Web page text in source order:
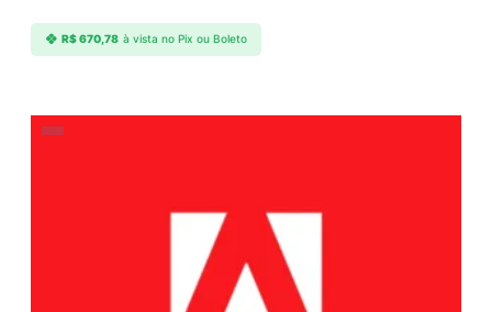
R$670,78 à vista no Pix ou Boleto